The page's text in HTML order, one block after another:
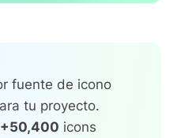
fuente de icono
tu proyecto.
+50,400 icons